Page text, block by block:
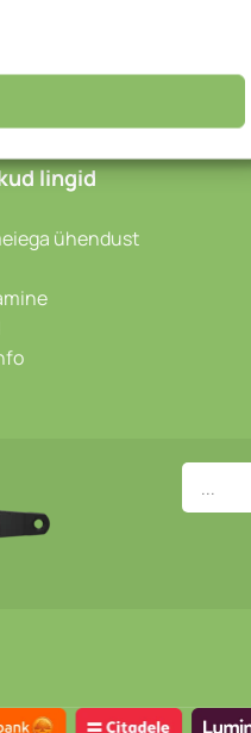
lingid
ühendust